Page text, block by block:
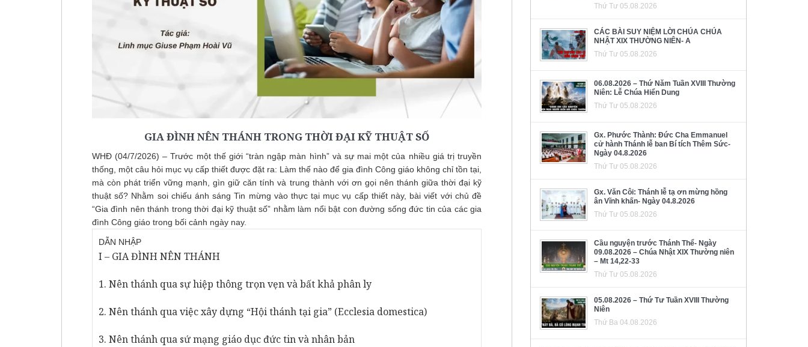
GIA ĐÌNH NÊN THÁNH TRONG THỜI ĐẠI KỸ THUẬT SỐ
WHĐ (04/7/2026) – Trước một thế giới “tràn ngập màn hình” và sự mai một của nhiều giá trị truyền
thống, một câu hỏi mục vụ cấp thiết được đặt ra: Làm thế nào để gia đình Công giáo không chỉ tồn tại,
mà còn phát triển vững mạnh, gìn giữ căn tính và trung thành với ơn gọi nên thánh giữa thời đại kỹ
thuật số? Nhằm soi chiếu ánh sáng Tin mừng vào thực tại mục vụ cấp thiết này, bài viết với chủ đề
“Gia đình nên thánh trong thời đại kỹ thuật số” nhằm làm nổi bật con đường sống đức tin của các gia
đình Công giáo trong bối cảnh ngày nay.
DẪN NHẬP
I – GIA ĐÌNH NÊN THÁNH
1. Nên thánh qua sự hiệp thông trọn vẹn và bất khả phân ly
2. Nên thánh qua việc xây dựng “Hội thánh tại gia” (Ecclesia domestica)
3. Nên thánh qua sứ mạng giáo dục đức tin và nhân bản
Thứ Tư 05.08.2026
CÁC BÀI SUY NIỆM LỜI CHÚA CHÚA
NHẬT XIX THƯỜNG NIÊN- A
Thứ Tư 05.08.2026
06.08.2026 – Thứ Năm Tuần XVIII Thường
Niên: Lễ Chúa Hiển Dung
Thứ Tư 05.08.2026
Gx. Phước Thành: Đức Cha Emmanuel
cử hành Thánh lễ ban Bí tích Thêm Sức-
Ngày 04.8.2026
Thứ Tư 05.08.2026
Gx. Văn Côi: Thánh lễ tạ ơn mừng hồng
ân Vĩnh khấn- Ngày 04.8.2026
Thứ Tư 05.08.2026
Cầu nguyện trước Thánh Thể- Ngày
09.08.2026 – Chúa Nhật XIX Thường niên
– Mt 14,22-33
Thứ Tư 05.08.2026
05.08.2026 – Thứ Tư Tuần XVIII Thường
Niên
Thứ Ba 04.08.2026